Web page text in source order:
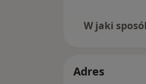
W jaki
Adres